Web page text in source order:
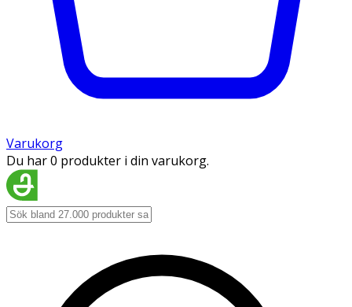
Varukorg
Du har 0 produkter i din varukorg.